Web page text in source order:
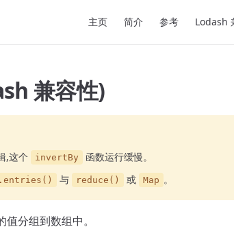
主页 简介 参考 Lodash
兼容性)
,这个
invertBy
函数运行缓慢。
与 reduce() 或 Map 。
分组到数组中。